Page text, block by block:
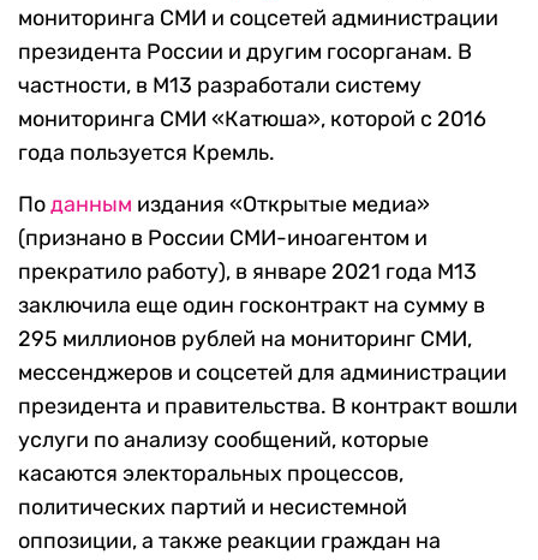
мониторинга СМИ и соцсетей администрации
президента России и другим госорганам. В
частности, в М13 разработали систему
мониторинга СМИ «Катюша», которой с 2016
года пользуется Кремль.
Поданным издания «Открытые медиа»
(признано в России СМИ-иноагентом и
прекратило работу), в январе 2021 года М13
заключила еще один госконтракт на сумму в
295 миллионов рублей на мониторинг СМИ,
мессенджеров и соцсетей для администрации
президента и правительства. В контракт вошли
услуги по анализу сообщений, которые
касаются электоральных процессов,
политических партий и несистемной
оппозиции, а также реакции граждан на